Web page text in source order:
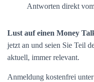
Antworten direkt
Lust auf einen Money
jetzt an und seien Sie Teil
aktuell, immer relevant.
Anmeldung kostenfrei unter